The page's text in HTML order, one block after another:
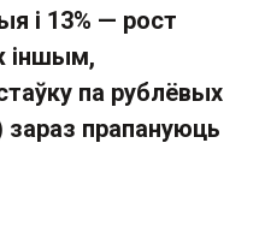
і 13% — рост
іншым,
па рублёвых
зараз прапануюць